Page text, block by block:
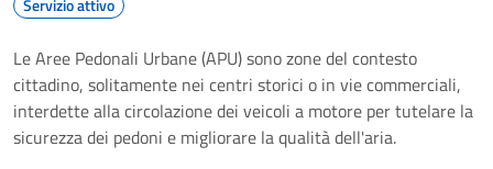
Servizio attivo
Le Aree Pedonali Urbane (APU) sono zone del contesto
cittadino, solitamente nei centri storici o in vie commerciali,
interdette alla circolazione dei veicoli a motore per tutelare la
sicurezza dei pedoni e migliorare la qualità dell'aria.